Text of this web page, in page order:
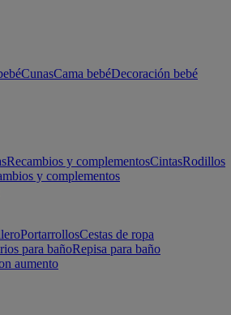
CunasCama bebéDecoración bebé
Recambios y complementosCintasRodillos
y complementos
PortarrollosCestas de ropa
para bañoRepisa para baño
aumento